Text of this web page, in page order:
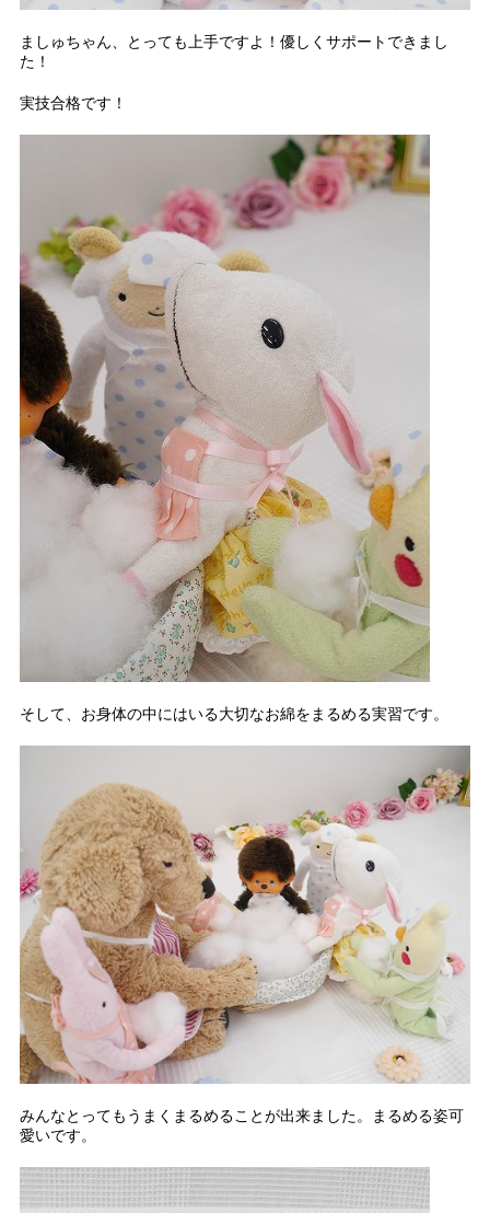
ましゅちゃん、とっても上手ですよ！優しくサポートできまし
た！
実技合格です！
そして、お身体の中にはいる大切なお綿をまるめる実習です。
みんなとってもうまくまるめることが出来ました。まるめる姿可
愛いです。